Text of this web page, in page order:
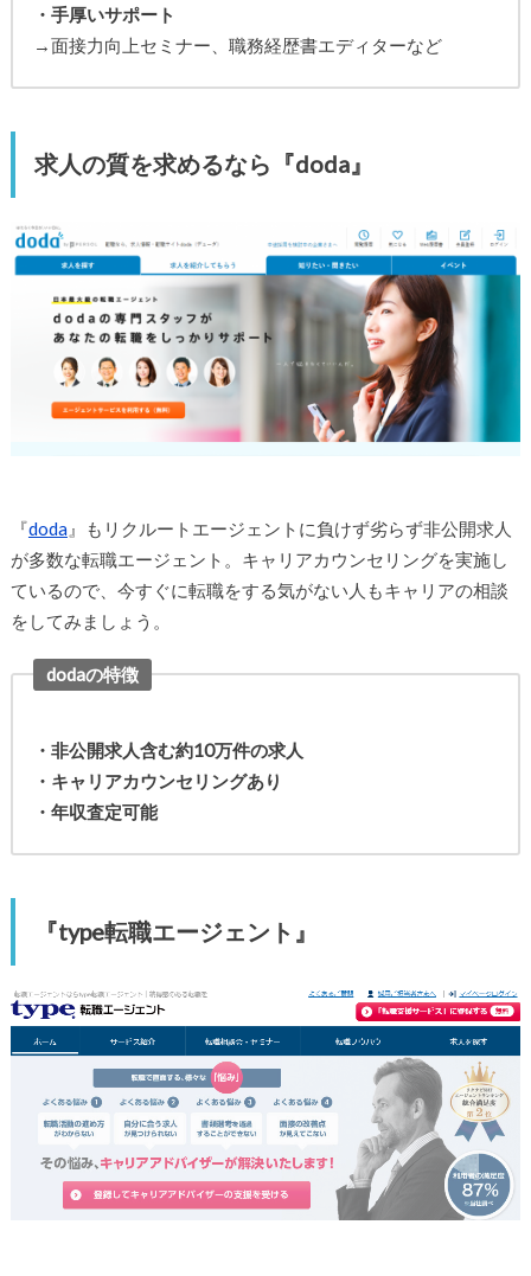
・手厚いサポート
→面接力向上セミナー、職務経歴書エディターなど
求人の質を求めるなら『doda』
『doda』もリクルートエージェントに負けず劣らず非公開求人
が多数な転職エージェント。キャリアカウンセリングを実施し
ているので、今すぐに転職をする気がない人もキャリアの相談
をしてみましょう。
dodaの特徴
・非公開求人含む約10万件の求人
・キャリアカウンセリングあり
・年収査定可能
『type転職エージェント』